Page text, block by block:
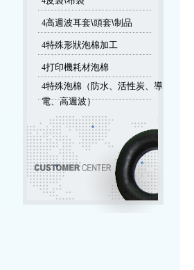
4高週波耳套\頭套\制品
4特殊形狀泡棉加工
4打印機耗材泡棉
4特殊泡棉（防水、活性炭、導
電、高週波）